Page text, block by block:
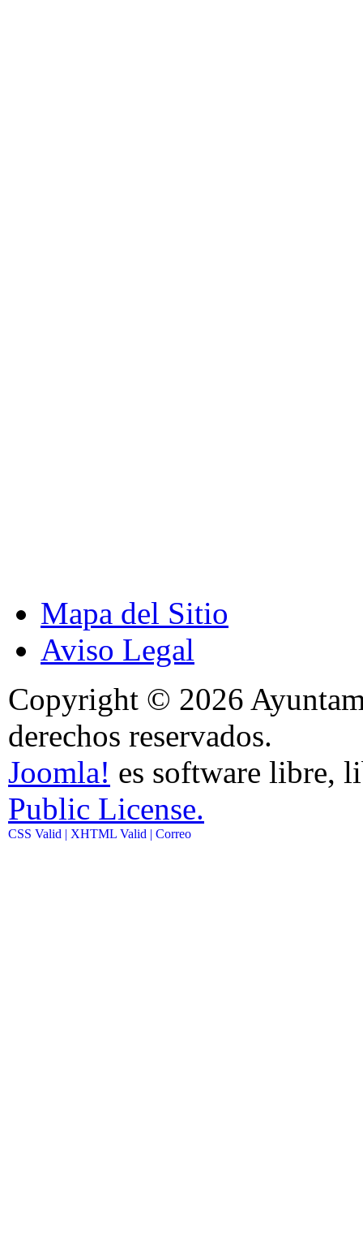
Mapa del Sitio
Aviso Legal
Copyright © 2026
derechos reservados.
Joomla! es software libre,
Public License.
CSS Valid | XHTML Valid | Correo